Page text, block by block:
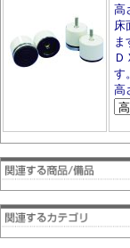
高
床
ま
す。
高